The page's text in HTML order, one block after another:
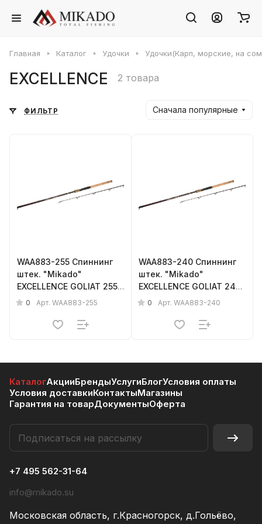
Главная Каталог Удочки Удочки(Карп, морские, на
EXCELLENCE 2 товара
ФИЛЬТР Сначала популярные
WAA883-255 Спиннинг
штек. "Mikado"
EXCELLENCE GOLIAT 255 (
50-160гр.) 2-х секц,
0 Арт. WAA883-255
WAA883-240 Спиннинг
штек. "Mikado"
EXCELLENCE GOLIAT 240
( 50-140гр.) 2-х секц,
0 Арт. WAA883-240
КаталогАкцииБрендыУслугиБлогУсловия оплаты
Условия доставкиКонтактыМагазины
Гарантия на товарДокументыОферта
+7 495 562-31-64
info@mikado.su
Московская область, г.Красногорск, д.Гольёво,